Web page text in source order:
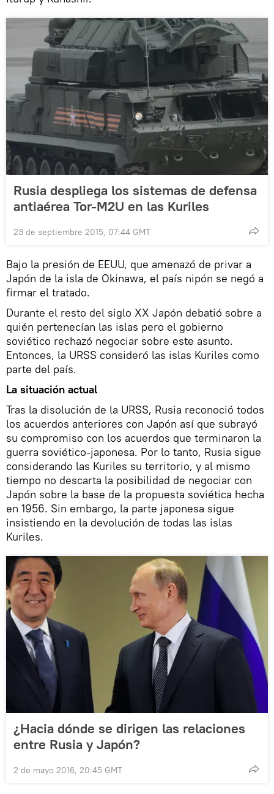
Rusia despliega los sistemas de defensa
antiaérea Tor-M2U en las Kuriles
23 de septiembre 2015, 07:44 GMT
Bajo la presión de EEUU, que amenazó de privar a
Japón de la isla de Okinawa, el país nipón se negó a
firmar el tratado.
Durante el resto del siglo XX Japón debatió sobre a
quién pertenecían las islas pero el gobierno
soviético rechazó negociar sobre este asunto.
Entonces, la URSS consideró las islas Kuriles como
parte del país.
La situación actual
Tras la disolución de la URSS, Rusia reconoció todos
los acuerdos anteriores con Japón así que subrayó
su compromiso con los acuerdos que terminaron la
guerra soviético-japonesa. Por lo tanto, Rusia sigue
considerando las Kuriles su territorio, y al mismo
tiempo no descarta la posibilidad de negociar con
Japón sobre la base de la propuesta soviética hecha
en 1956. Sin embargo, la parte japonesa sigue
insistiendo en la devolución de todas las islas
Kuriles.
¿Hacia dónde se dirigen las relaciones
entre Rusia y Japón?
2 de mayo 2016, 20:45 GMT